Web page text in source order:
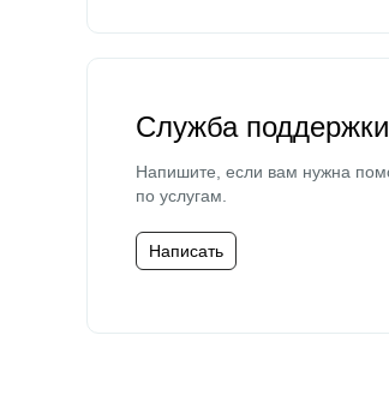
Служба поддержки
Напишите, если вам нужна
по услугам.
Написать